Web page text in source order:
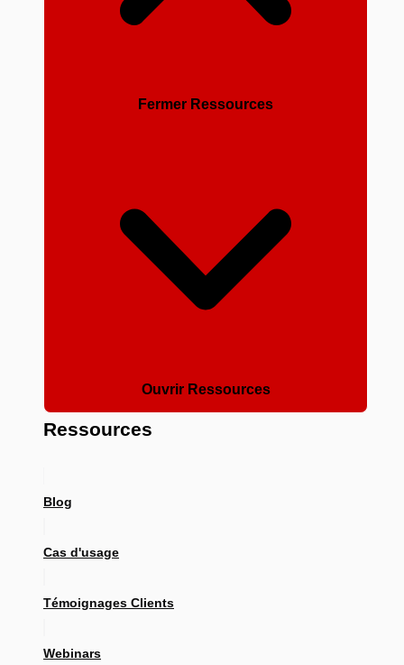
Fermer Ressources
Ouvrir Ressources
Ressources
Blog
Cas d'usage
Témoignages Clients
Webinars